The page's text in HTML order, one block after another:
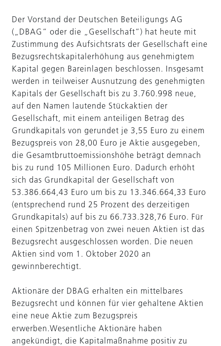
Der Vorstand der Deutschen Beteiligungs AG
(„DBAG“ oder die „Gesellschaft“) hat heute mit
Zustimmung des Aufsichtsrats der Gesellschaft eine
Bezugsrechtskapitalerhöhung aus genehmigtem
Kapital gegen Bareinlagen beschlossen. Insgesamt
werden in teilweiser Ausnutzung des genehmigten
Kapitals der Gesellschaft bis zu 3.760.998 neue,
auf den Namen lautende Stückaktien der
Gesellschaft, mit einem anteiligen Betrag des
Grundkapitals von gerundet je 3,55 Euro zu einem
Bezugspreis von 28,00 Euro je Aktie ausgegeben,
die Gesamtbruttoemissionshöhe beträgt demnach
bis zu rund 105 Millionen Euro. Dadurch erhöht
sich das Grundkapital der Gesellschaft von
53.386.664,43 Euro um bis zu 13.346.664,33 Euro
(entsprechend rund 25 Prozent des derzeitigen
Grundkapitals) auf bis zu 66.733.328,76 Euro. Für
einen Spitzenbetrag von zwei neuen Aktien ist das
Bezugsrecht ausgeschlossen worden. Die neuen
Aktien sind vom 1. Oktober 2020 an
gewinnberechtigt.
Aktionäre der DBAG erhalten ein mittelbares
Bezugsrecht und können für vier gehaltene Aktien
eine neue Aktie zum Bezugspreis
erwerben.Wesentliche Aktionäre haben
angekündigt, die Kapitalmaßnahme positiv zu